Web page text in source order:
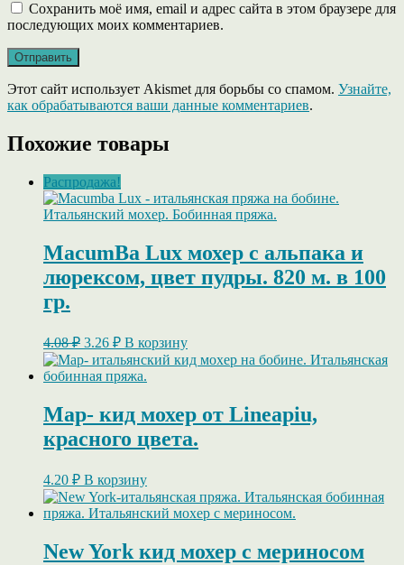
Сохранить моё имя, email и адрес сайта в этом браузере для
последующих моих комментариев.
Этот сайт использует Akismet для борьбы со спамом. Узнайте,
как обрабатываются ваши данные комментариев.
Похожие товары
Распродажа!
MacumBa Lux мохер с альпака и
люрексом, цвет пудры. 820 м. в 100
гр.
4.08₽ Первоначальная
цена
составляла
3.26 ₽Текущая
цена:
3.26 ₽.
В корзину
Map- кид мохер от Lineapiu,
красного цвета.
4.20 ₽ В корзину
New York кид мохер с мериносом